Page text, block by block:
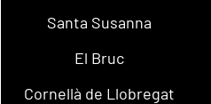
Santa Susanna
El Bruc
Cornellà de Llobregat